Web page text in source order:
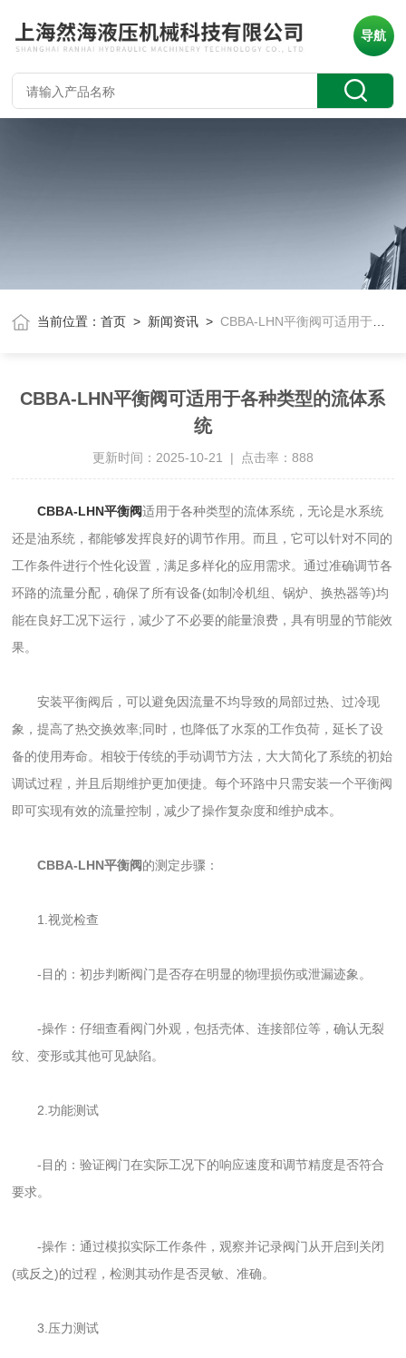
导航
当前位置：首页 > 新闻资讯 >CBBA-LHN平衡阀可适用于各种类型的流体系统
CBBA-LHN平衡阀可适用于各种类型的流体系
统
更新时间：2025-10-21 | 点击率：888
CBBA-LHN平衡阀适用于各种类型的流体系统，无论是水系统
还是油系统，都能够发挥良好的调节作用。而且，它可以针对不同的
工作条件进行个性化设置，满足多样化的应用需求。通过准确调节各
环路的流量分配，确保了所有设备(如制冷机组、锅炉、换热器等)均
能在良好工况下运行，减少了不必要的能量浪费，具有明显的节能效
果。
安装平衡阀后，可以避免因流量不均导致的局部过热、过冷现
象，提高了热交换效率;同时，也降低了水泵的工作负荷，延长了设
备的使用寿命。相较于传统的手动调节方法，大大简化了系统的初始
调试过程，并且后期维护更加便捷。每个环路中只需安装一个平衡阀
即可实现有效的流量控制，减少了操作复杂度和维护成本。
CBBA-LHN平衡阀的测定步骤：
1.视觉检查
-目的：初步判断阀门是否存在明显的物理损伤或泄漏迹象。
-操作：仔细查看阀门外观，包括壳体、连接部位等，确认无裂
纹、变形或其他可见缺陷。
2.功能测试
-目的：验证阀门在实际工况下的响应速度和调节精度是否符合
要求。
-操作：通过模拟实际工作条件，观察并记录阀门从开启到关闭
(或反之)的过程，检测其动作是否灵敏、准确。
3.压力测试